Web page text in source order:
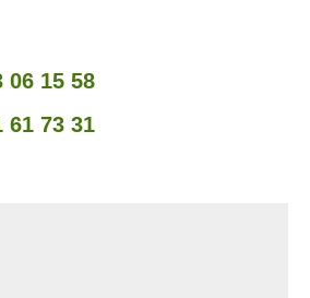
06 15 58
61 73 31